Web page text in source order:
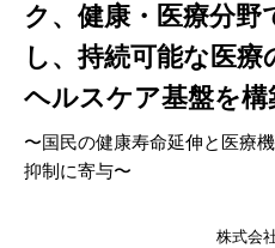
ク、 健康・医療分野
し、持続可能な医療
ヘルスケア基盤を構
〜国民の健康寿命延伸と医療
抑制に寄与〜
株式会